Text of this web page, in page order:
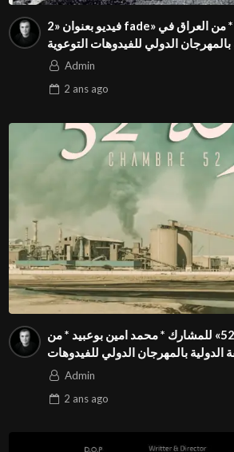
فيديو بعنوان «2 fade» للمشارك * اندام امين * من العراق في
المسابقة الدولية بالمهرجان الدولي للفيدوهات التوعوية
Season 4 FIVS
Admin
2 ansago
فيديو بعنوان «غزفة 52» للمشارك * محمد امين بوعبيد * من
تونس في المسابقة الدولية بالمهرجان الدولي للفيدوهات
التوعوية Season 4 FIVSAdmin
2 ansago